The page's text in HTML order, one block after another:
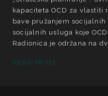
kapaciteta OCD za vlastiti
bave pružanjem
socijalnih usluga koje
Radionica je održana na
READ MORE...